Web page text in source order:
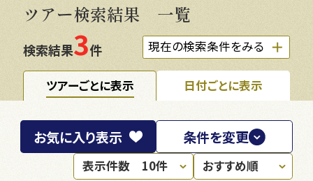
ツアー検索結果 一覧
検索結果3件 現在の検索条件をみる
ツアーごとに表示 日付ごとに表示
お気に入り表示 条件を変更